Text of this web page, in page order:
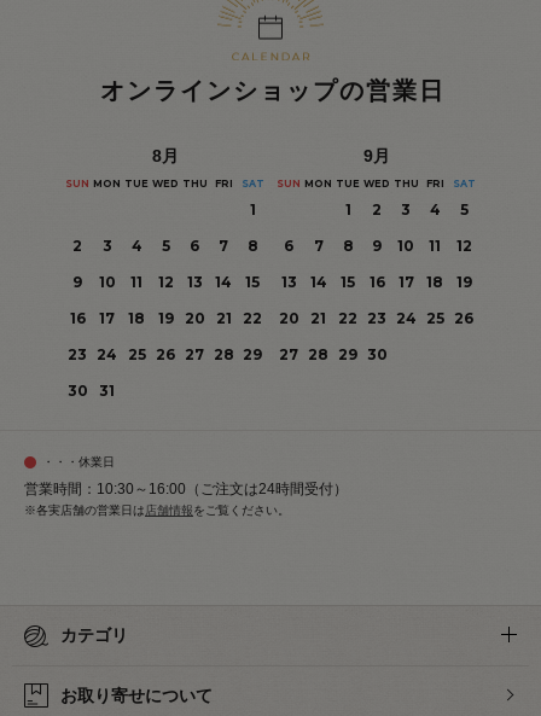
オンラインショップの営業日
8月
SUN MON TUE WED THU FRI SAT
1
2
3 4 5 6 7
8
9
10 11 12 13 14
15
16
17 18 19 20 21
22
23
24 25 26 27 28 29
30
31
9月
SUN MON TUE WED THU FRI SAT
1 2 3 4
5
6
7 8 9 10 11
12
13
14 15 16 17 18
19
20
21 22 23 24 25
26
27 28 29 30
・・・休業日
営業時間：10:30～16:00（ご注文は24時間受付）
※各実店舗の営業日は 店舗情報をご覧ください。
カテゴリ
お取り寄せについて